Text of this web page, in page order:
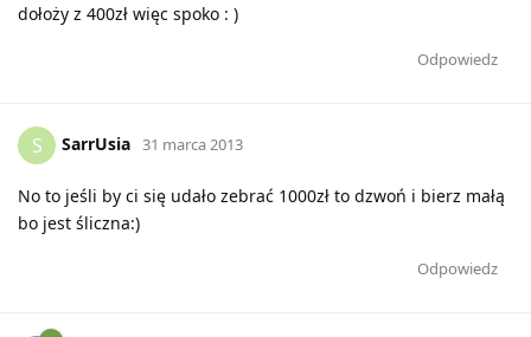
dołoży z 400zł więc spoko : )
Odpowiedz
S SarrUsia 31 marca 2013
No to jeśli by ci się udało zebrać 1000zł to dzwoń i bierz małą
bo jest śliczna:)
Odpowiedz